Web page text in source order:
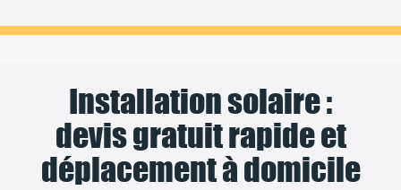
Installation solaire :
devis gratuit rapide et
déplacement à domicile